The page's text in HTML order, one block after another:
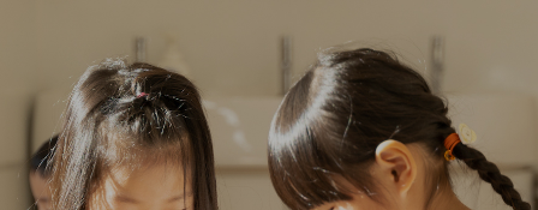
「すくすく子育て」でリトルスター保育園が紹介されま
各園のブログ
2026.08.06 赤しそジュース作り～にじ組～2026.08.0
5 【そら組】誕生会
一覧を見る